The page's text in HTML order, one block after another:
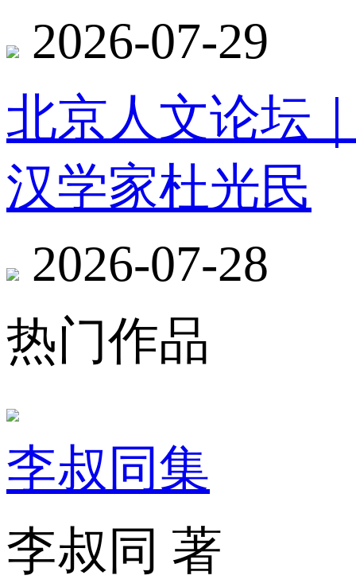
2026-07-29
北京人文论坛
汉学家杜光民
2026-07-28
热门作品
李叔同集
李叔同 著